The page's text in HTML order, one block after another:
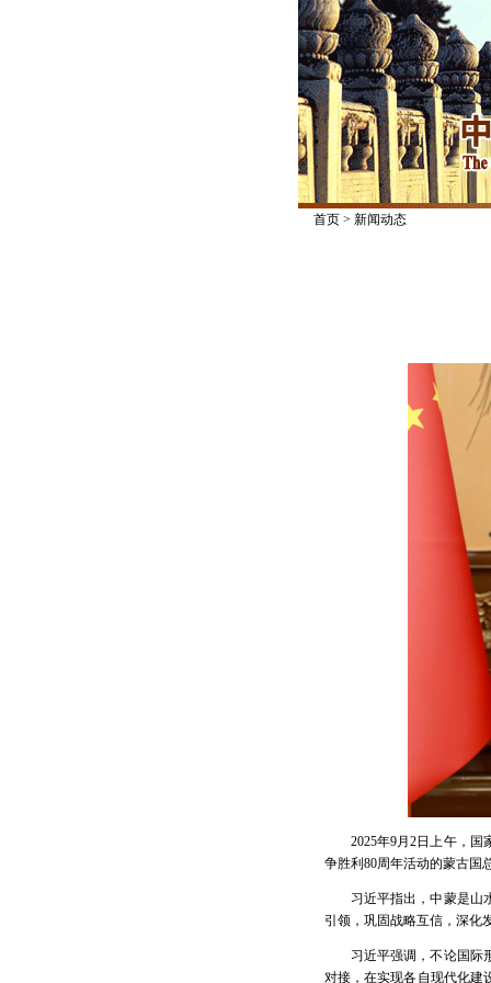
首页> 新闻动态
2025年9月2日上午，
争胜利80周年活动的蒙古国
习近平指出，中蒙是山
引领，巩固战略互信，深化
习近平强调，不论国际
对接，在实现各自现代化建